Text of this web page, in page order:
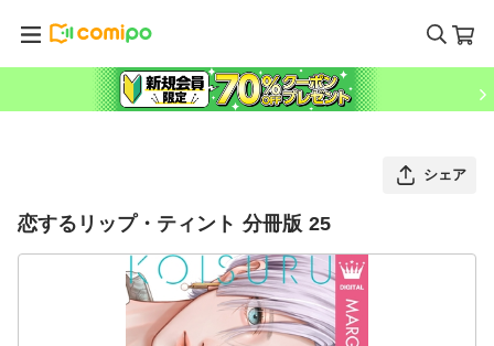
シェア
恋するリップ・ティント 分冊版 25